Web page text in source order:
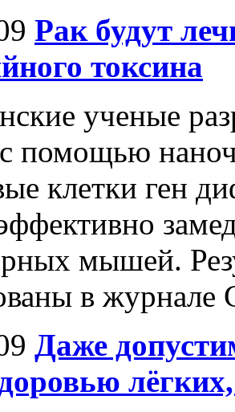
Рак будут
токсина
ученые
помощью
клетки ген
мышей.
в журнале
Даже